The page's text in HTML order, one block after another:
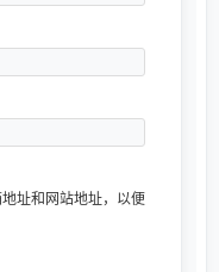
址和网站地址，以便